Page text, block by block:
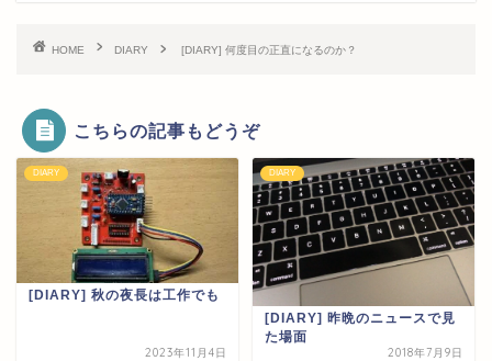
HOME DIARY [DIARY] 何度目の正直になるのか？
こちらの記事もどうぞ
DIARY
[DIARY] 秋の夜長は工作でも
2023年11月4日
DIARY
[DIARY] 昨晩のニュースで見
た場面
2018年7月9日